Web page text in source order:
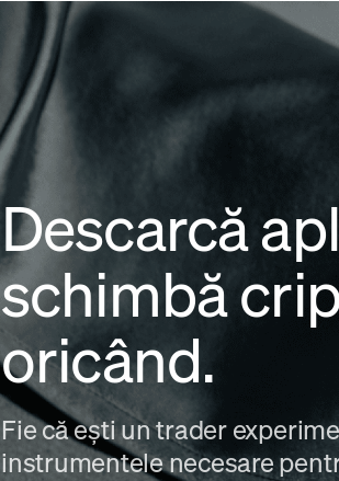
Descarcă
schimbă
oricând.
Fie că ești un trader
instrumentele necesare